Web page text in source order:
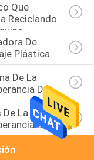
Que
Reciclando
De
Plástica
De La
Del
De La
De La